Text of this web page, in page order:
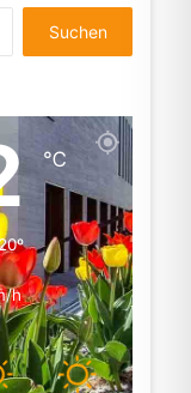
nach:
℃
h